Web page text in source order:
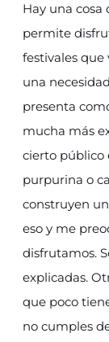
Hay una
permite
festivales que
una
presenta
mucha más
cierto público
purpurina o
construyen
eso y me
disfrutamos.
explicadas.
que poco
no cumples